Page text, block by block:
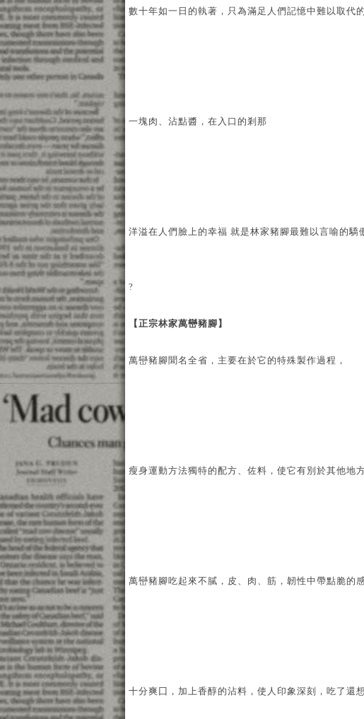
數十年如一日的執著，只為滿足人們記憶中難以取代
一塊肉、沾點醬，在入口的剎那
洋溢在人們臉上的幸福 就是林家豬腳最難以言喻的驕
?
【正宗林家萬巒豬腳】
萬巒豬腳聞名全省，主要在於它的特殊製作過程，
瘦身運動方法獨特的配方、佐料，使它有別於其他地
萬巒豬腳吃起來不膩，皮、肉、筋，韌性中帶點脆的
十分爽囗，加上香醇的沾料，使人印象深刻，吃了還